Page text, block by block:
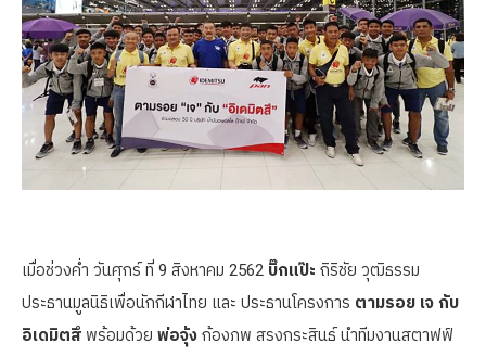
เมื่อช่วงค่ำ วันศุกร์ ที่ 9 สิงหาคม 2562 บิ๊กแป๊ะ ถิริชัย วุฒิธรรม
ประธานมูลนิธิเพื่อนักกีฬาไทย และ ประธานโครงการ ตามรอย เจ กับ
อิเดมิตสึ พร้อมด้วย พ่อจุ้ง ก้องภพ สรงกระสินธ์ นำทีมงานสตาฟฟ์